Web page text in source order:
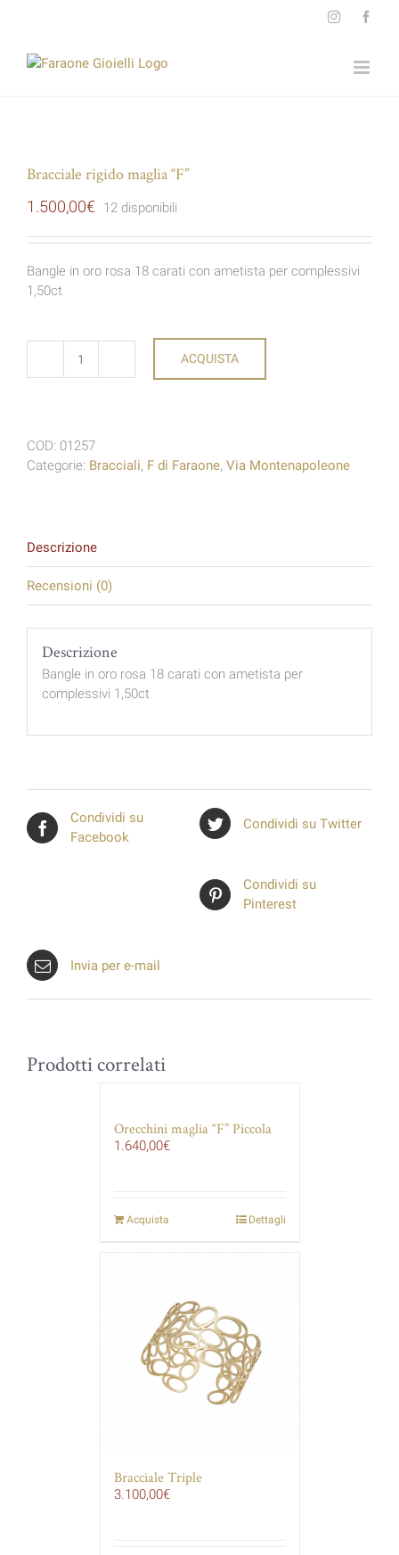
Instagram
Bracciale rigido maglia “F”
1.500,00€ 12 disponibili
Bangle in oro rosa 18 carati con ametista per complessivi
1,50ct
Bracciale
quantità
ACQUISTA
COD: 01257
Categorie: Bracciali, F di Faraone, Via Montenapoleone
Descrizione
Recensioni (0)
Descrizione
Bangle in oro rosa 18 carati con ametista per
complessivi 1,50ct
Condividi su
Facebook
Condividi su Twitter
Condividi su
Pinterest
Invia per e-mail
Prodotti correlati
Orecchini maglia “F” Piccola
1.640,00€
Acquista Dettagli
Bracciale Triple
3.100,00€